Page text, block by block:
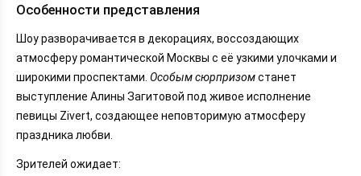
Особенности представления
Шоу разворачивается в декорациях, воссоздающих
атмосферу романтической Москвы с её узкими улочками и
широкими проспектами. Особым сюрпризомстанет
выступление Алины Загитовой под живое исполнение
певицы Zivert, создающее неповторимую атмосферу
праздника любви.
Зрителей ожидает: